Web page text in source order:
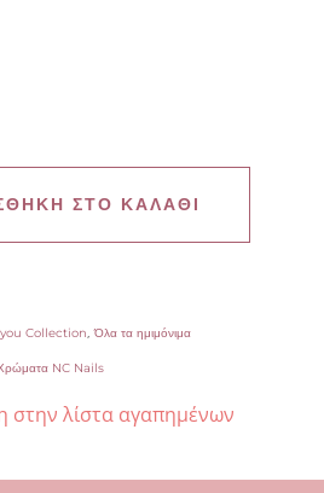
ΣΤΟ ΚΑΛΆΘΙ
you Collection,Όλα τα ημιμόνιμα
NC Nails
στην λίστα αγαπημένων